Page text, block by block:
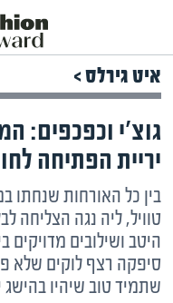
איט גירלס >
גוצ'י וכפכפים:
יריית הפתיחה
בין כל האורחות שנחתו
טוויל, ליה נגה הצליחה
היטב ושילובים מדויקים
סיפקה רצף לוקים שלא
שתמיד טוב שיהיו בהישג